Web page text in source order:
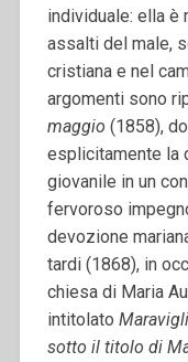
individuale: ella
assalti del male,
cristiana e nel
argomenti sono
maggio (1858),
esplicitamente la
giovanile in un
fervoroso
devozione
tardi (1868), in
chiesa di Maria
intitolato
sotto il titolo di